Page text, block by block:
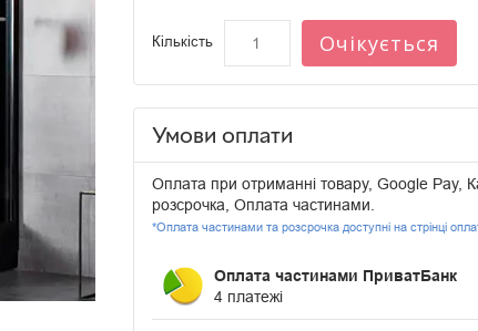
Кількість Очікується
Умови оплати
Оплата при отриманні товару, Google Pay,
розсрочка, Оплата частинами.
*Оплата частинами та розсрочка доступні на стрінці
Оплата частинами ПриватБанк
4 платежі